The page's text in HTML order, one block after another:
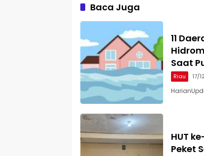
Baca Juga
11
Saat
Riau 17/
HUT
Peket